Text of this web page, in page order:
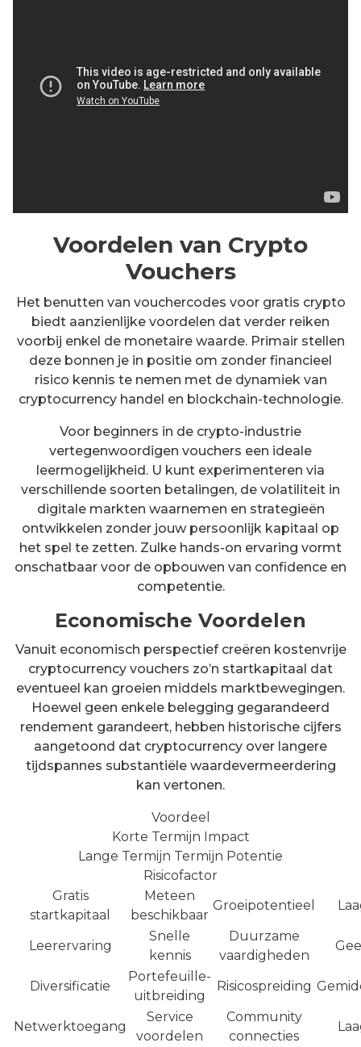
Voordelen van Crypto
Vouchers
Het benutten van vouchercodes voor gratis crypto
biedt aanzienlijke voordelen dat verder reiken
voorbij enkel de monetaire waarde. Primair stellen
deze bonnen je in positie om zonder financieel
risico kennis te nemen met de dynamiek van
cryptocurrency handel en blockchain-technologie.
Voor beginners in de crypto-industrie
vertegenwoordigen vouchers een ideale
leermogelijkheid. U kunt experimenteren via
verschillende soorten betalingen, de volatiliteit in
digitale markten waarnemen en strategieën
ontwikkelen zonder jouw persoonlijk kapitaal op
het spel te zetten. Zulke hands-on ervaring vormt
onschatbaar voor de opbouwen van confidence en
competentie.
Economische Voordelen
Vanuit economisch perspectief creëren kostenvrije
cryptocurrency vouchers zo’n startkapitaal dat
eventueel kan groeien middels marktbewegingen.
Hoewel geen enkele belegging gegarandeerd
rendement garandeert, hebben historische cijfers
aangetoond dat cryptocurrency over langere
tijdspannes substantiële waardevermeerdering
kan vertonen.
Voordeel
Korte Termijn Impact
Lange Termijn Termijn Potentie
Risicofactor
Gratis
startkapitaal
Meteen
beschikbaar
Groeipotentieel
Leerervaring
Snelle
kennis
Duurzame
vaardigheden
Diversificatie
Portefeuille-
uitbreiding
Risicospreiding
Netwerktoegang
Service
voordelen
Community
connecties